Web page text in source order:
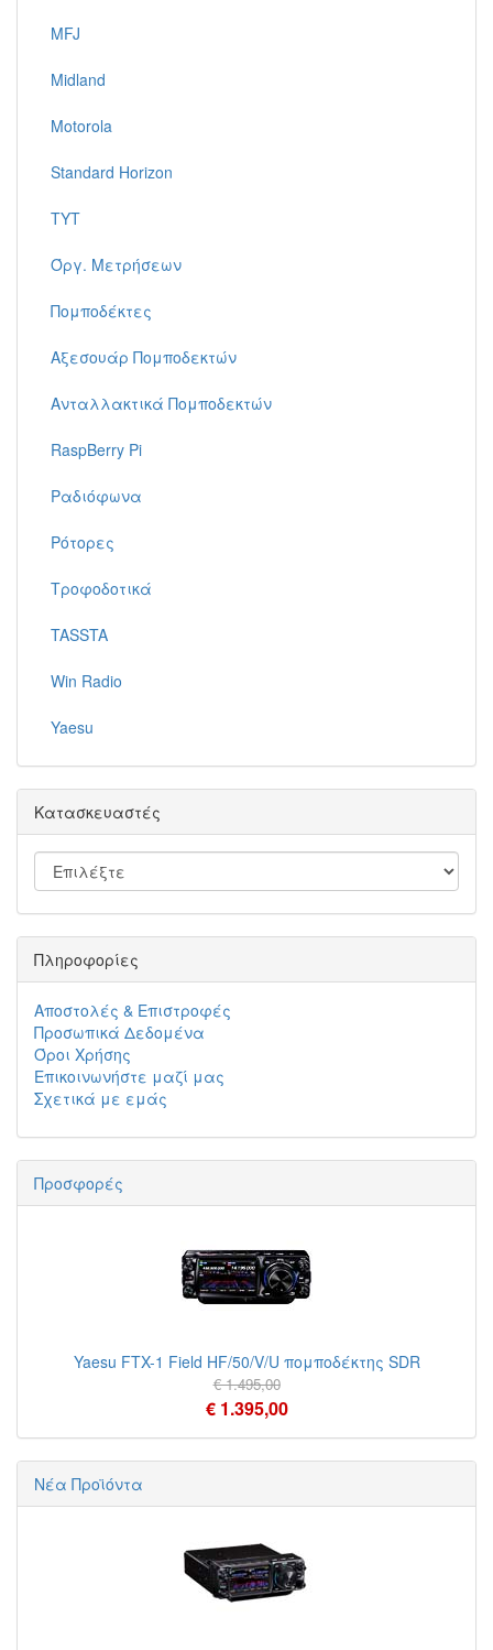
MFJ
Midland
Motorola
Standard Horizon
TYT
Όργ. Μετρήσεων
Πομποδέκτες
Αξεσουάρ Πομποδεκτών
Ανταλλακτικά Πομποδεκτών
RaspBerry Pi
Ραδιόφωνα
Ρότορες
Τροφοδοτικά
TASSTA
Win Radio
Yaesu
Κατασκευαστές
Πληροφορίες
Αποστολές & Επιστροφές
Προσωπικά Δεδομένα
Όροι Χρήσης
Επικοινωνήστε μαζί μας
Σχετικά με εμάς
Προσφορές
Yaesu FTX-1 Field HF/50/V/U πομποδέκτης SDR
€ 1.495,00
€ 1.395,00
Νέα Προϊόντα